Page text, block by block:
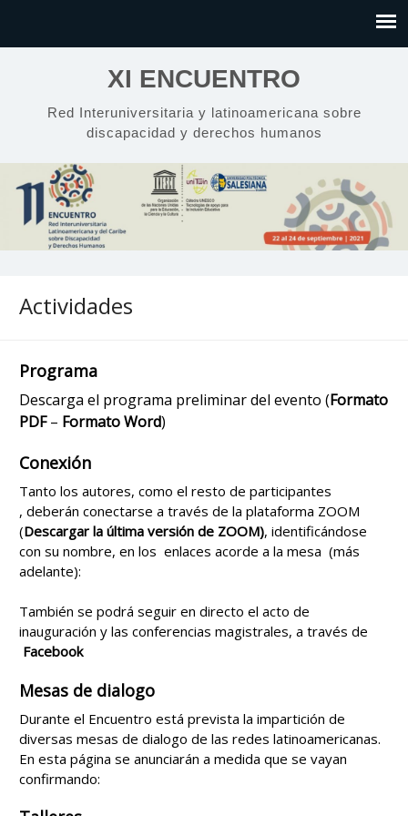
XI ENCUENTRO
Red Interuniversitaria y latinoamericana sobre
discapacidad y derechos humanos
Actividades
Programa
Descarga el programa preliminar del evento (Formato
PDF – Formato Word)
Conexión
Tanto los autores, como el resto de participantes
, deberán conectarse a través de la plataforma ZOOM
(Descargar la última versión de ZOOM), identificándose
con su nombre, en los enlaces acorde a la mesa (más
adelante):
También se podrá seguir en directo el acto de
inauguración y las conferencias magistrales, a través de
Facebook
Mesas de dialogo
Durante el Encuentro está prevista la impartición de
diversas mesas de dialogo de las redes latinoamericanas.
En esta página se anunciarán a medida que se vayan
confirmando: